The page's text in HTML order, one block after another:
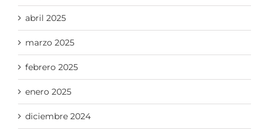
abril 2025
marzo 2025
febrero 2025
enero 2025
diciembre 2024